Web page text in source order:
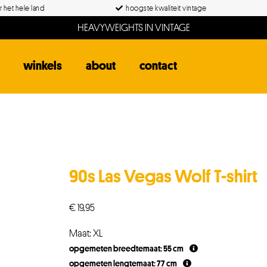
het hele land hoogste kwaliteit vintage
HEAVYWEIGHTS IN VINTAGE
winkels about contact
90s Las Vegas Wolf T-shirt
€19,95
Maat: XL
opgemeten breedtemaat: 55 cm
opgemeten lengtemaat: 77 cm